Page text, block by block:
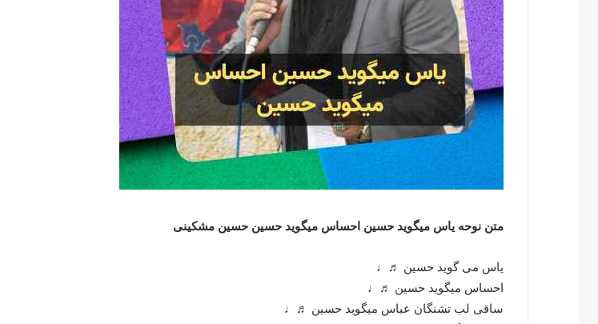
متن نوحه یاس میگوید حسین احساس میگوید حسین حسین مشکینی
یاس می گوید حسین ♬♩
احساس میگوید حسین ♬♩
ساقی لب تشنگان عباس میگوید حسین ♬♩